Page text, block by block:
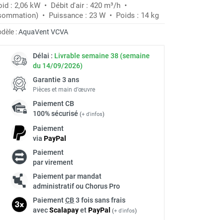
: 2,06 kW • Débit d'air : 420 m³/h •
• Puissance : 23 W • Poids : 14 kg
:AquaVent VCVA
Délai : Livrable semaine 38 (semaine
du 14/09/2026)
Garantie 3 ans
Pièces et main d’œuvre
PaiementCB
100% sécurisé (+ d'infos)
Paiement
via PayPal
Paiement
par virement
Paiement par mandat
administratif ou Chorus Pro
PaiementCB 3 fois sans frais
avecScalapayetPayPal (+ d'infos)